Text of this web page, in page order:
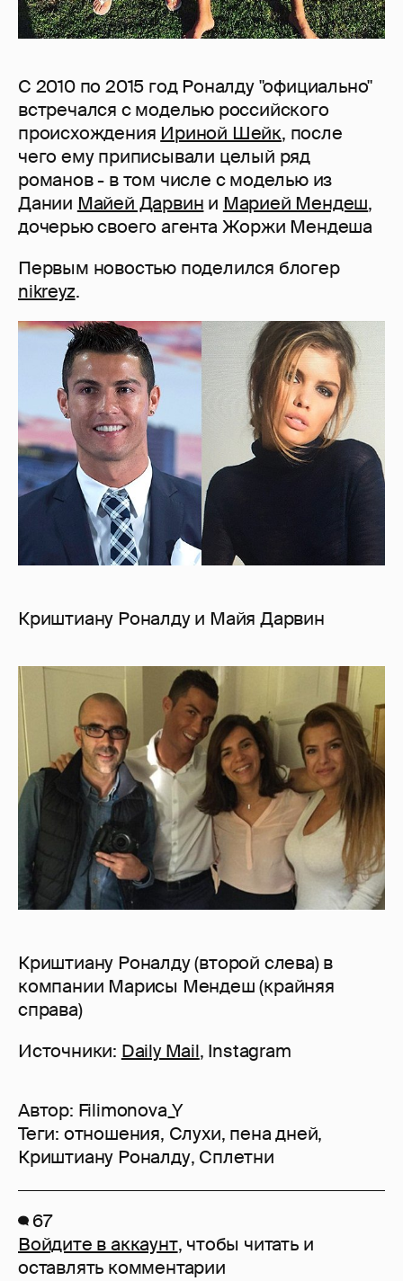
С 2010 по 2015 год Роналду "официально"
встречался с моделью российского
происхождения Ириной Шейк, после
чего ему приписывали целый ряд
романов - в том числе с моделью из
Дании Майей Дарвин и Марией Мендеш,
дочерью своего агента Жоржи Мендеша
Первым новостью поделился блогер
nikreyz.
Криштиану Роналду и Майя Дарвин
Криштиану Роналду (второй слева) в
компании Марисы Мендеш (крайняя
справа)
Источники: Daily Mail, Instagram
Автор: Filimonova_Y
Теги: отношения, Слухи, пена дней,
Криштиану Роналду, Сплетни
67
Войдите в аккаунт, чтобы читать и
оставлять комментарии